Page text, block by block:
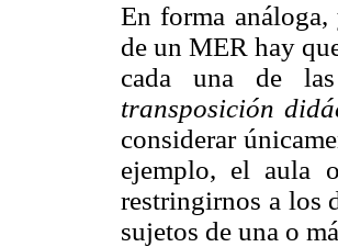
En forma
de un MER hay
cada una de
transposición
considerar
ejemplo, el aula
restringirnos a los
sujetos de una o